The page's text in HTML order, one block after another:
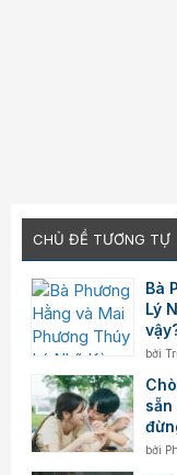
CHỦ ĐỀ TƯƠNG TỰ
Bà
Lý
bởi
bởi